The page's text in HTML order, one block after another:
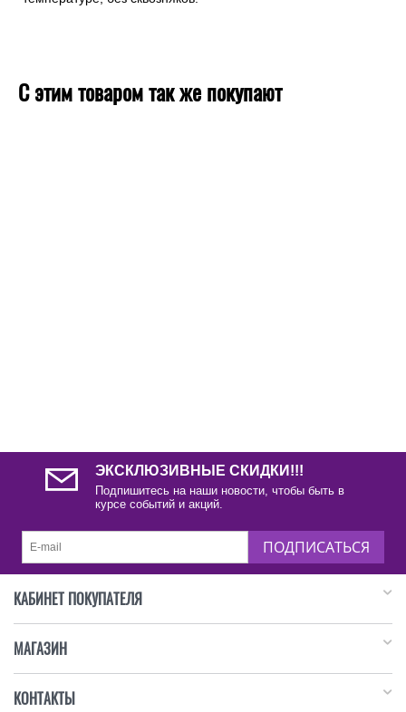
края стыков друг к другу пальцами, разгладьте перышком и
виниловых обоев займет около двух суток при комнатной
температуре, без сквозняков.
ЭКСКЛЮЗИВНЫЕ СКИДКИ!!!
Подпишитесь на наши новости, чтобы быть в
курсе событий и акций.
КАБИНЕТ ПОКУПАТЕЛЯ